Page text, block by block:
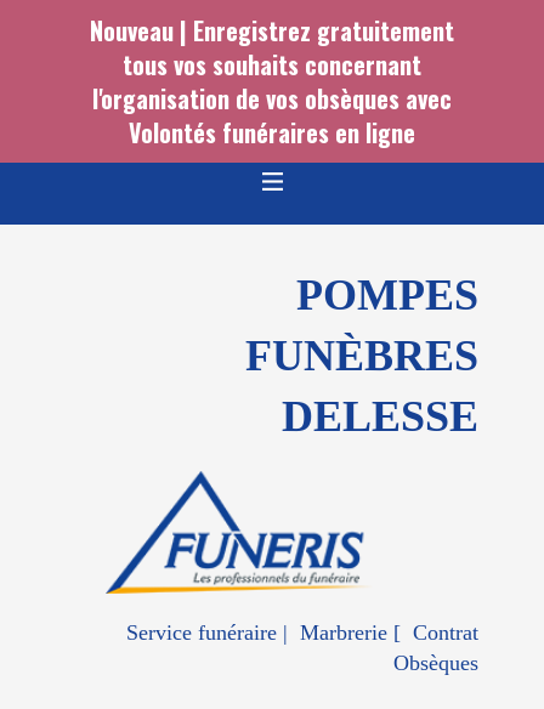
Nouveau | Enregistrez gratuitement
tous vos souhaits concernant
l'organisation de vos obsèques avec
Volontés funéraires en ligne
POMPES
FUNÈBRES
DELESSE
Service funéraire | Marbrerie [ Contrat
Obsèques